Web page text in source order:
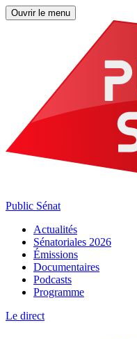
Ouvrir le menu
Public Sénat
Actualités
Sénatoriales 2026
Émissions
Documentaires
Podcasts
Programme
Le direct